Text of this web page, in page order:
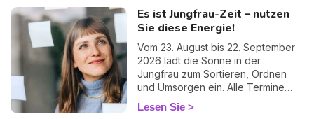
Diese Phase zwingt uns, der
Realität ins Auge zu sehen. Es ist
ein Moment des inneren Umbruchs
und der radikalen
Bewusstwerdung, aber vor allem...
eine immense Befreiung, um unsere
Träume endlich mit unseren Taten
Es ist Jungfrau-Zeit – nutzen
Sie diese Energie!
Vom 23. August bis 22. September
2026 lädt die Sonne in der
Jungfrau zum Sortieren, Ordnen
und Umsorgen ein. Alle Termine
und was die Saison für Ihr
Sternzeichen bedeutet.
Lesen Sie